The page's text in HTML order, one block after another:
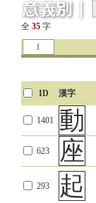
全 35 字
1
ID 漢字
1401 動
623 座
293 起